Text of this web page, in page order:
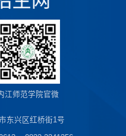
江师范学院官微
东兴区红桥街1号